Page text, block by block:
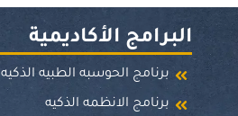
البرامج الأكاديمية
برنامج الحوسبه الطبيه الذكيه
برنامج الانظمه الذكيه